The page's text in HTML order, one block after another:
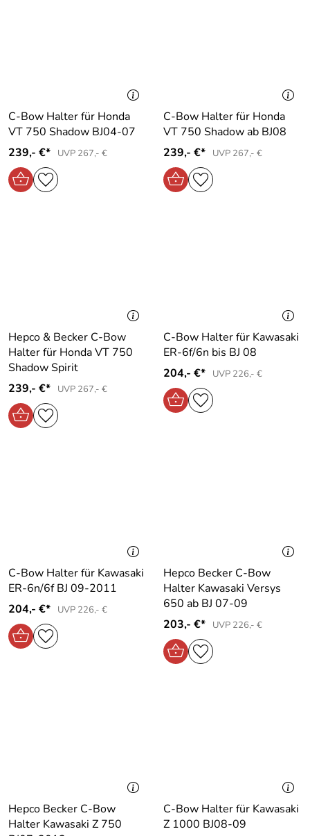
C-Bow Halter für Honda
VT 750 Shadow BJ04-07
239,- €*
UVP 267,- €
C-Bow Halter für Honda
VT 750 Shadow ab BJ08
239,- €*
UVP 267,- €
Hepco & Becker C-Bow
Halter für Honda VT 750
Shadow Spirit
239,- €*
UVP 267,- €
C-Bow Halter für Kawasaki
ER-6f/6n bis BJ 08
204,- €*
UVP 226,- €
C-Bow Halter für Kawasaki
ER-6n/6f BJ 09-2011
204,- €*
UVP 226,- €
Hepco Becker C-Bow
Halter Kawasaki Versys
650 ab BJ 07-09
203,- €*
UVP 226,- €
Hepco Becker C-Bow
Halter Kawasaki Z 750
C-Bow Halter für Kawasaki
Z 1000 BJ08-09